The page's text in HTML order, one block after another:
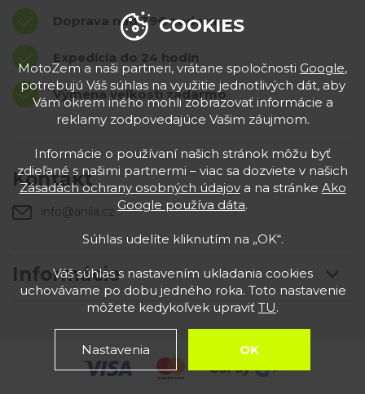
Doprava nad 39€ zadarmo
Expedícia do 24 hodín
Výmena veľkostí zadarmo
Informácie
Kontakt
info@anila.cz
COOKIES
MotoZem a naši partneri, vrátane spoločnosti Google,
potrebujú Váš súhlas na využitie jednotlivých dát, aby
Vám okrem iného mohli zobrazovať informácie a
reklamy zodpovedajúce Vašim záujmom.
Informácie o používaní našich stránok môžu byť
zdieľané s našimi partnermi – viac sa dozviete v našich
Zásadách ochrany osobných údajova na stránke Ako
Google používa dáta.
Súhlas udelíte kliknutím na „OK“.
Váš súhlas s nastavením ukladania cookies
uchovávame po dobu jedného roka. Toto nastavenie
môžete kedykoľvek upraviť TU.
Nastavenia OK